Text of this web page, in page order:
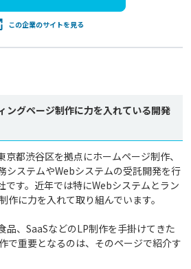
この企業のサイトを見る
ングページ制作に力を入れている開発
都渋谷区を拠点にホームページ制作、
システムやWebシステムの受託開発を行
です。近年では特にWebシステムとラン
作に力を入れて取り組んでいます。
品、SaaSなどのLP制作を手掛けてきた
で重要となるのは、そのページで紹介す